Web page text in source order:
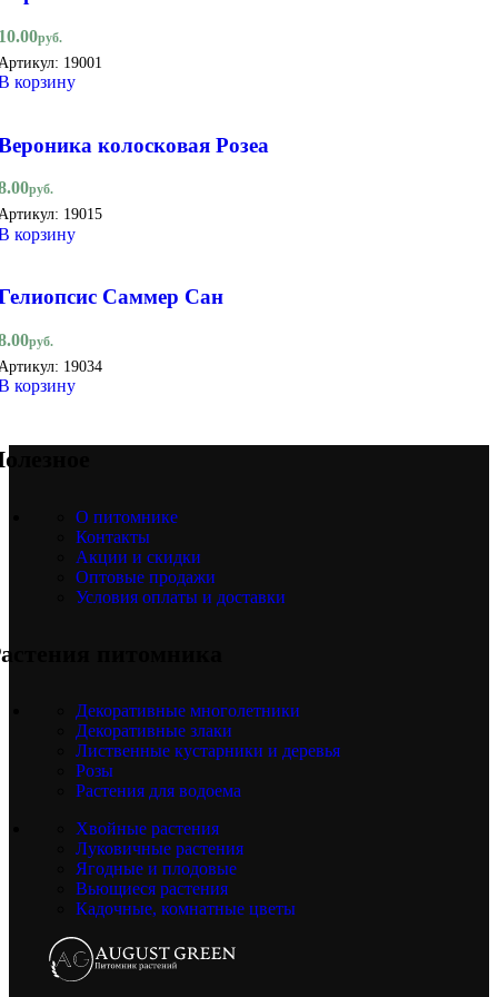
руб.
19001
корзину
колосковая Розеа
руб.
19015
корзину
Саммер Сан
руб.
19034
корзину
О питомнике
Контакты
Акции и скидки
Оптовые продажи
Условия оплаты и доставки
питомника
Декоративные многолетники
Декоративные злаки
Лиственные кустарники и деревья
Розы
Растения для водоема
Хвойные растения
Луковичные растения
Ягодные и плодовые
Вьющиеся растения
Кадочные, комнатные цветы